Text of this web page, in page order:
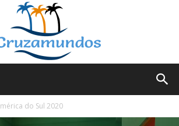
do Sul 2020